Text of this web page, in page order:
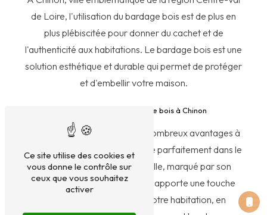
de Loire, l'utilisation du bardage bois est de plus en
plus plébiscitée pour donner du cachet et de
l'authenticité aux habitations. Le bardage bois est une
solution esthétique et durable qui permet de protéger
et d'embellir votre maison.
Les avantages du bardage bois à Chinon
Le bardage bois présente de nombreux avantages à
Chinon. Tout d'abord, il s'intègre parfaitement dans le
paysage architectural de la ville, marqué par son
patrimoine historique. Le bois apporte une touche
naturelle et chaleureuse à votre habitation, en
Ce site utilise des cookies et
vous donne le contrôle sur
ceux que vous souhaitez
activer